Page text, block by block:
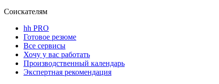
Соискателям
hh PRO
Готовое резюме
Все сервисы
Хочу у вас работать
Производственный календарь
Экспертная рекомендация